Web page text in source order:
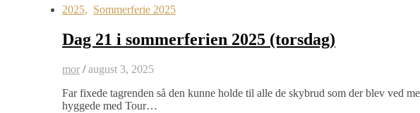
2025, Sommerferie 2025
Dag 21 i sommerferien 2025 (torsdag)
mor / august 3, 2025
Far fixede tagrenden så den kunne holde til alle de skybrud som der blev ved
hyggede med Tour…